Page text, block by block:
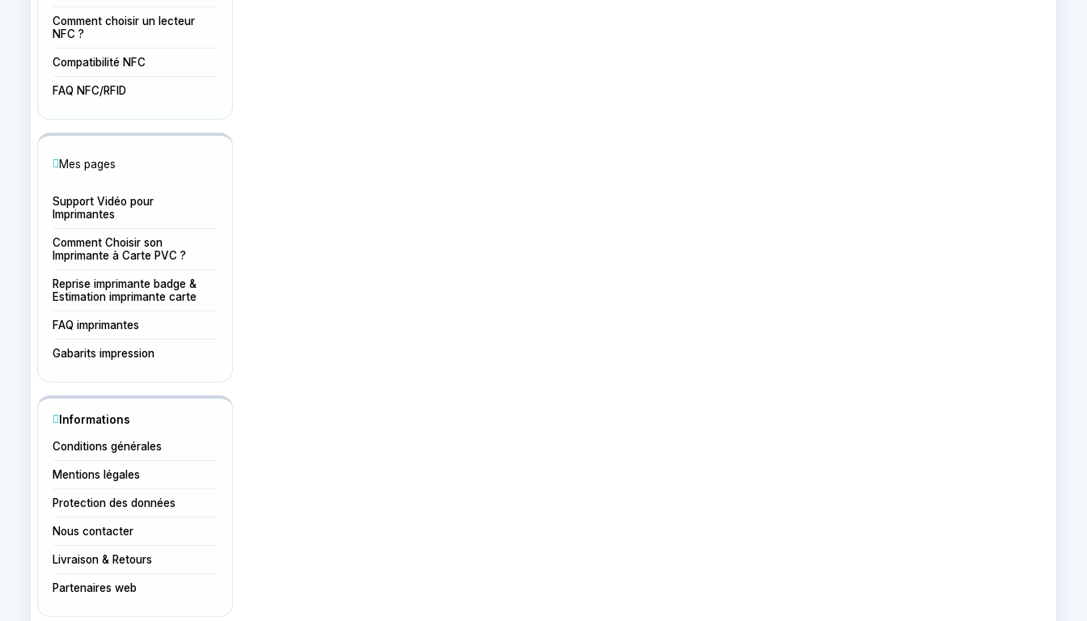
Comment choisir un lecteur
NFC ?
Compatibilité NFC
FAQ NFC/RFID
Mes pages
Support Vidéo pour
Imprimantes
Comment Choisir son
Imprimante à Carte PVC ?
Reprise imprimante badge &
Estimation imprimante carte
FAQ imprimantes
Gabarits impression
Informations
Conditions générales
Mentions légales
Protection des données
Nous contacter
Livraison & Retours
Partenaires web